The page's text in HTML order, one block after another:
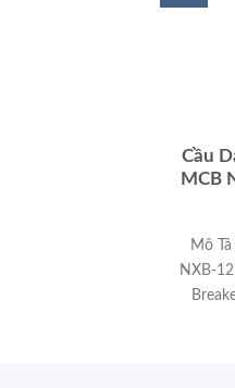
Cầu
MCB
Mô
NXB-